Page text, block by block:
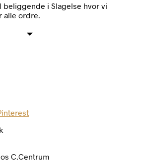
beliggende i Slagelse hvor vi
alle ordre.